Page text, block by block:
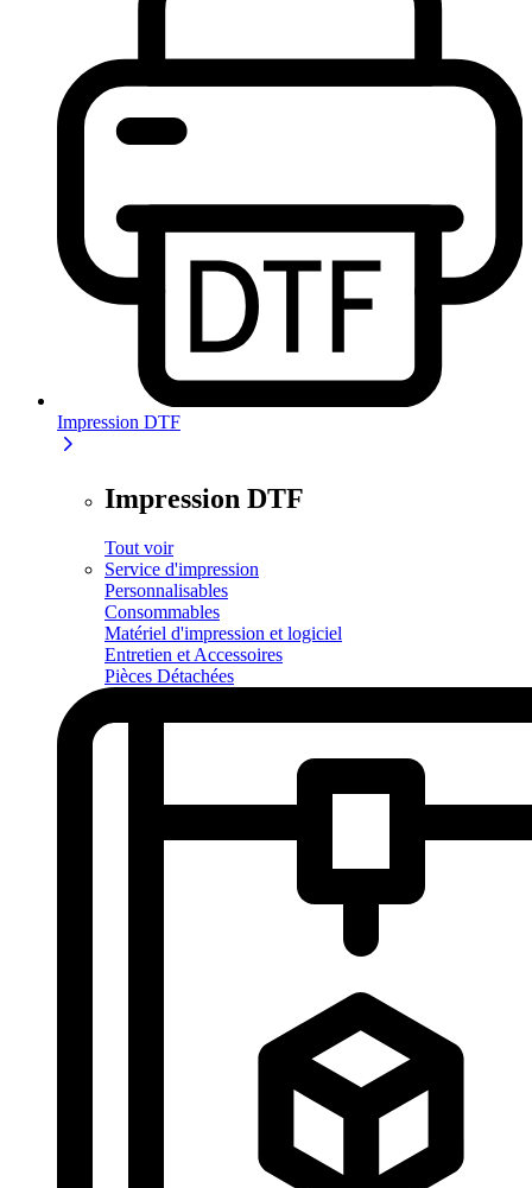
Impression DTF
Impression DTF
Tout voir
Service d'impression
Personnalisables
Consommables
Matériel d'impression et logiciel
Entretien et Accessoires
Pièces Détachées